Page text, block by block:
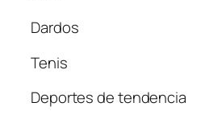
Dardos
Tenis
Deportes de tendencia